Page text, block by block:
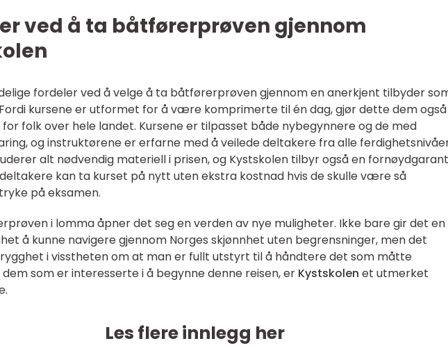
ved å ta båtførerprøven gjennom
fordeler ved å velge å ta båtførerprøven gjennom en anerkjent tilbyder
kursene er utformet for å være komprimerte til én dag, gjør dette dem også
folk over hele landet. Kursene er tilpasset både nybegynnere og de med
og instruktørene er erfarne med å veilede deltakere fra alle
alt nødvendig materiell i prisen, og Kystskolen tilbyr også en
kan ta kurset på nytt uten ekstra kostnad hvis de skulle være så
på eksamen.
i lomma åpner det seg en verden av nye muligheter. Ikke bare gir det en
å kunne navigere gjennom Norges skjønnhet uten begrensninger, men det
i visstheten om at man er fullt utstyrt til å håndtere det som måtte
som er interesserte i å begynne denne reisen, er Kystskolen et utmerket
Les flere innlegg her